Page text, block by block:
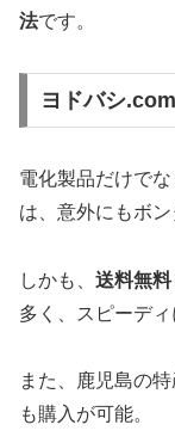
法です。
ヨドバシ
電化製品だけで
は、意外にもボ
しかも、 送料無
多く、スピーデ
また、鹿児島の特
も購入が可能。